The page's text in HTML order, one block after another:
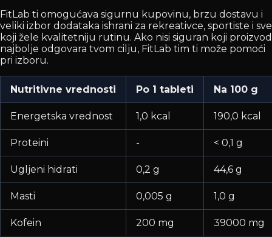
FitLab ti omogućava sigurnu kupovinu, brzu dostavu i
veliki izbor dodataka ishrani za rekreativce, sportiste i sve
koji žele kvalitetniju rutinu. Ako nisi siguran koji proizvod
najbolje odgovara tvom cilju, FitLab tim ti može pomoći
pri izboru.
Nutritivne vrednosti Po 1 tableti Na 100 g
Energetska vrednost 1,0 kcal 190,0 kcal
Proteini - < 0,1 g
Ugljeni hidrati 0,2 g 44,6 g
Masti 0,005 g 1,0 g
Kofein 200 mg 39000 mg